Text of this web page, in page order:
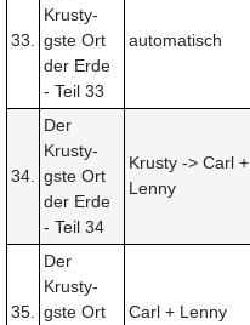
33.
Krusty-
gste Ort
der Erde
- Teil 33
automatisch
34.
Der
Krusty-
gste Ort
der Erde
- Teil 34
Krusty -> Carl +
Lenny
35.
Der
Krusty-
gste Ort
Carl + Lenny